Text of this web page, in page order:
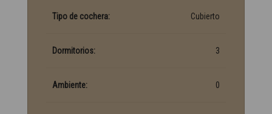
Tipo de cochera: Cubierto
Dormitorios: 3
Ambiente: 0